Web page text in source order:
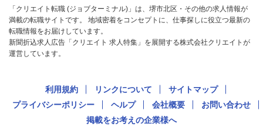
「クリエイト転職 (ジョブターミナル)」は、堺市北区・その他の求人情報が
満載の転職サイトです。 地域密着をコンセプトに、仕事探しに役立つ最新の
転職情報をお届けしています。
新聞折込求人広告「クリエイト 求人特集」を展開する株式会社クリエイトが
運営しています。
利用規約 リンクについて
サイトマップ
プライバシーポリシー
ヘルプ 会社概要
お問い合わせ
掲載をお考えの企業様へ